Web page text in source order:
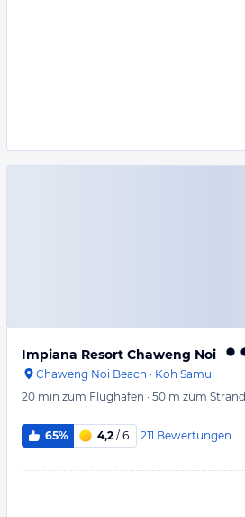
Impiana Resort Chaweng Noi
Chaweng Noi Beach · Koh Samui
20 min zum Flughafen · 50 m zum Strand
65% 4,2 / 6 211 Bewertungen